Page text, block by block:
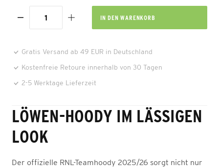
IN DEN WARENKORB
Gratis Versand ab 49 EUR in Deutschland
Kostenfreie Retoure innerhalb von 30 Tagen
2-5 Werktage Lieferzeit
LÖWEN-HOODY IM LÄSSIGEN
LOOK
Der offizielle RNL-Teamhoody 2025/26 sorgt nicht nur